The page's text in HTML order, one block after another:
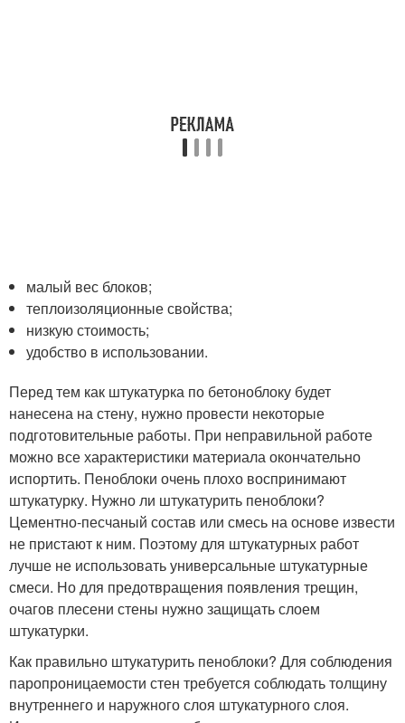
малый вес блоков;
теплоизоляционные свойства;
низкую стоимость;
удобство в использовании.
Перед тем как штукатурка по бетоноблоку будет
нанесена на стену, нужно провести некоторые
подготовительные работы. При неправильной работе
можно все характеристики материала окончательно
испортить. Пеноблоки очень плохо воспринимают
штукатурку. Нужно ли штукатурить пеноблоки?
Цементно-песчаный состав или смесь на основе извести
не пристают к ним. Поэтому для штукатурных работ
лучше не использовать универсальные штукатурные
смеси. Но для предотвращения появления трещин,
очагов плесени стены нужно защищать слоем
штукатурки.
Как правильно штукатурить пеноблоки? Для соблюдения
паропроницаемости стен требуется соблюдать толщину
внутреннего и наружного слоя штукатурного слоя.